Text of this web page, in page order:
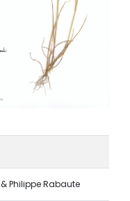
Philippe Rabaute